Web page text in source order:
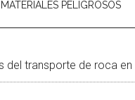
MATERIALES PELIGROSOS
del transporte de roca